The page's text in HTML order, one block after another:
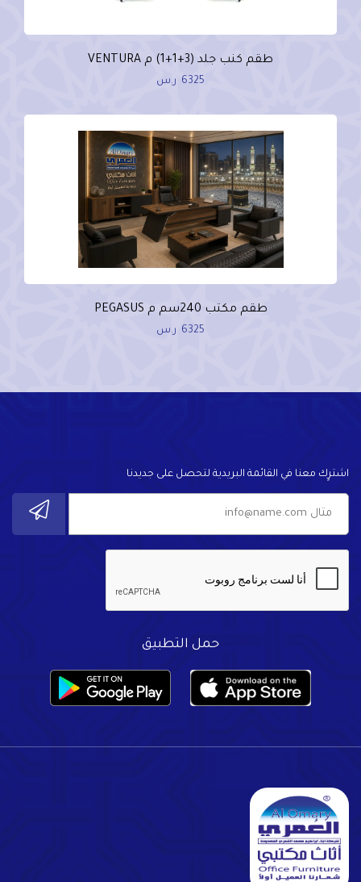
طقم كنب جلد (3+1+1) م VENTURA
6325 ر.س
طقم مكتب 240سم م PEGASUS
6325 ر.س
اشترٍك معنا في القائمة البريدية لتحصل على جديدنا
حمل التطبيق